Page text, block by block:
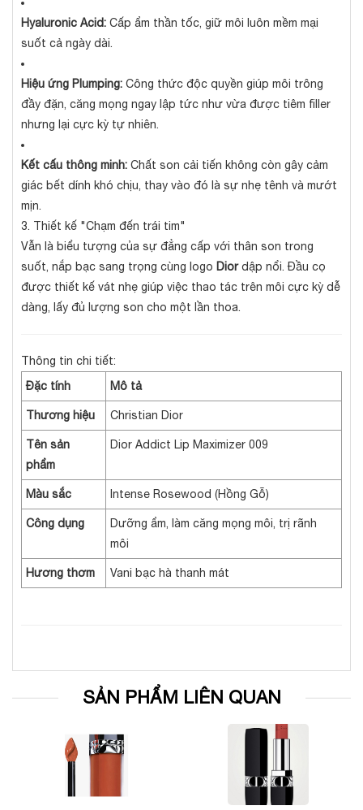
Hyaluronic Acid: Cấp ẩm thần tốc, giữ môi luôn mềm mại
suốt cả ngày dài.
Hiệu ứng Plumping: Công thức độc quyền giúp môi trông
đầy đặn, căng mọng ngay lập tức như vừa được tiêm filler
nhưng lại cực kỳ tự nhiên.
Kết cấu thông minh: Chất son cải tiến không còn gây cảm
giác bết dính khó chịu, thay vào đó là sự nhẹ tênh và mướt
mịn.
3. Thiết kế "Chạm đến trái tim"
Vẫn là biểu tượng của sự đẳng cấp với thân son trong
suốt, nắp bạc sang trọng cùng logo Diordập nổi. Đầu cọ
được thiết kế vát nhẹ giúp việc thao tác trên môi cực kỳ dễ
dàng, lấy đủ lượng son cho một lần thoa.
Thông tin chi tiết:
Đặc tính
Mô tả
Thương hiệu Christian Dior
Tên sản
phẩm
Dior Addict Lip Maximizer 009
Màu sắc Intense Rosewood (Hồng Gỗ)
Công dụng
Dưỡng ẩm, làm căng mọng môi, trị rãnh
môi
Hương thơm Vani bạc hà thanh mát
SẢN PHẨM LIÊN QUAN